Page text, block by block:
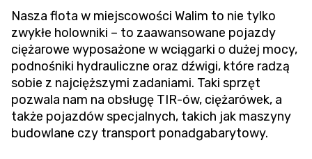
Nasza flota w miejscowości Walim to nie tylko
zwykłe holowniki – to zaawansowane pojazdy
ciężarowe wyposażone w wciągarki o dużej mocy,
podnośniki hydrauliczne oraz dźwigi, które radzą
sobie z najcięższymi zadaniami. Taki sprzęt
pozwala nam na obsługę TIR-ów, ciężarówek, a
także pojazdów specjalnych, takich jak maszyny
budowlane czy transport ponadgabarytowy.